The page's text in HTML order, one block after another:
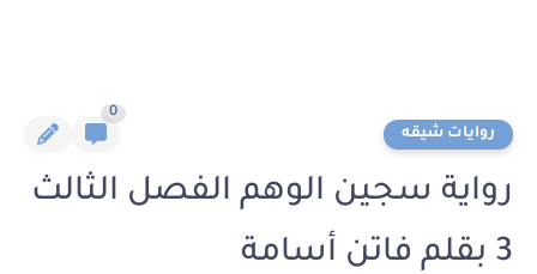
روايات شيقه
0
رواية سجين الوهم الفصل الثالث
3 بقلم فاتن أسامة